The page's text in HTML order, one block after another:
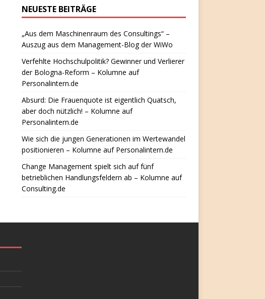
NEUESTE BEITRÄGE
„Aus dem Maschinenraum des Consultings“ –
Auszug aus dem Management-Blog der WiWo
Verfehlte Hochschulpolitik? Gewinner und Verlierer
der Bologna-Reform – Kolumne auf
Personalintern.de
Absurd: Die Frauenquote ist eigentlich Quatsch,
aber doch nützlich! – Kolumne auf
Personalintern.de
Wie sich die jungen Generationen im Wertewandel
positionieren – Kolumne auf Personalintern.de
Change Management spielt sich auf fünf
betrieblichen Handlungsfeldern ab – Kolumne auf
Consulting.de